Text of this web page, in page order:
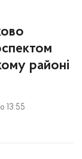
районі
13:55